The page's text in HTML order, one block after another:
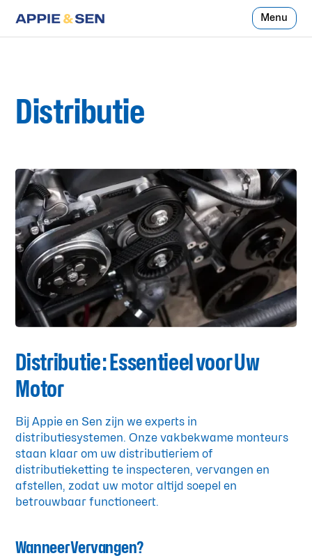
Menu
Distributie
Distributie: Essentieel voor Uw
Motor
Bij Appie en Sen zijn we experts in
distributiesystemen. Onze vakbekwame monteurs
staan klaar om uw distributieriem of
distributieketting te inspecteren, vervangen en
afstellen, zodat uw motor altijd soepel en
betrouwbaar functioneert.
Wanneer Vervangen?